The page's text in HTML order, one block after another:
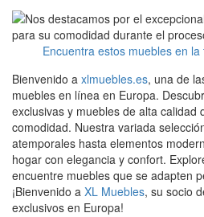
Encuentra estos muebles en
Bienvenido a xlmuebles.es, una de
muebles en línea en Europa.
exclusivas y muebles de alta calidad
comodidad. Nuestra variada
atemporales hasta elementos
hogar con elegancia y confort.
encuentre muebles que se adapten
¡Bienvenido a XL Muebles, su socio
exclusivos en Europa!